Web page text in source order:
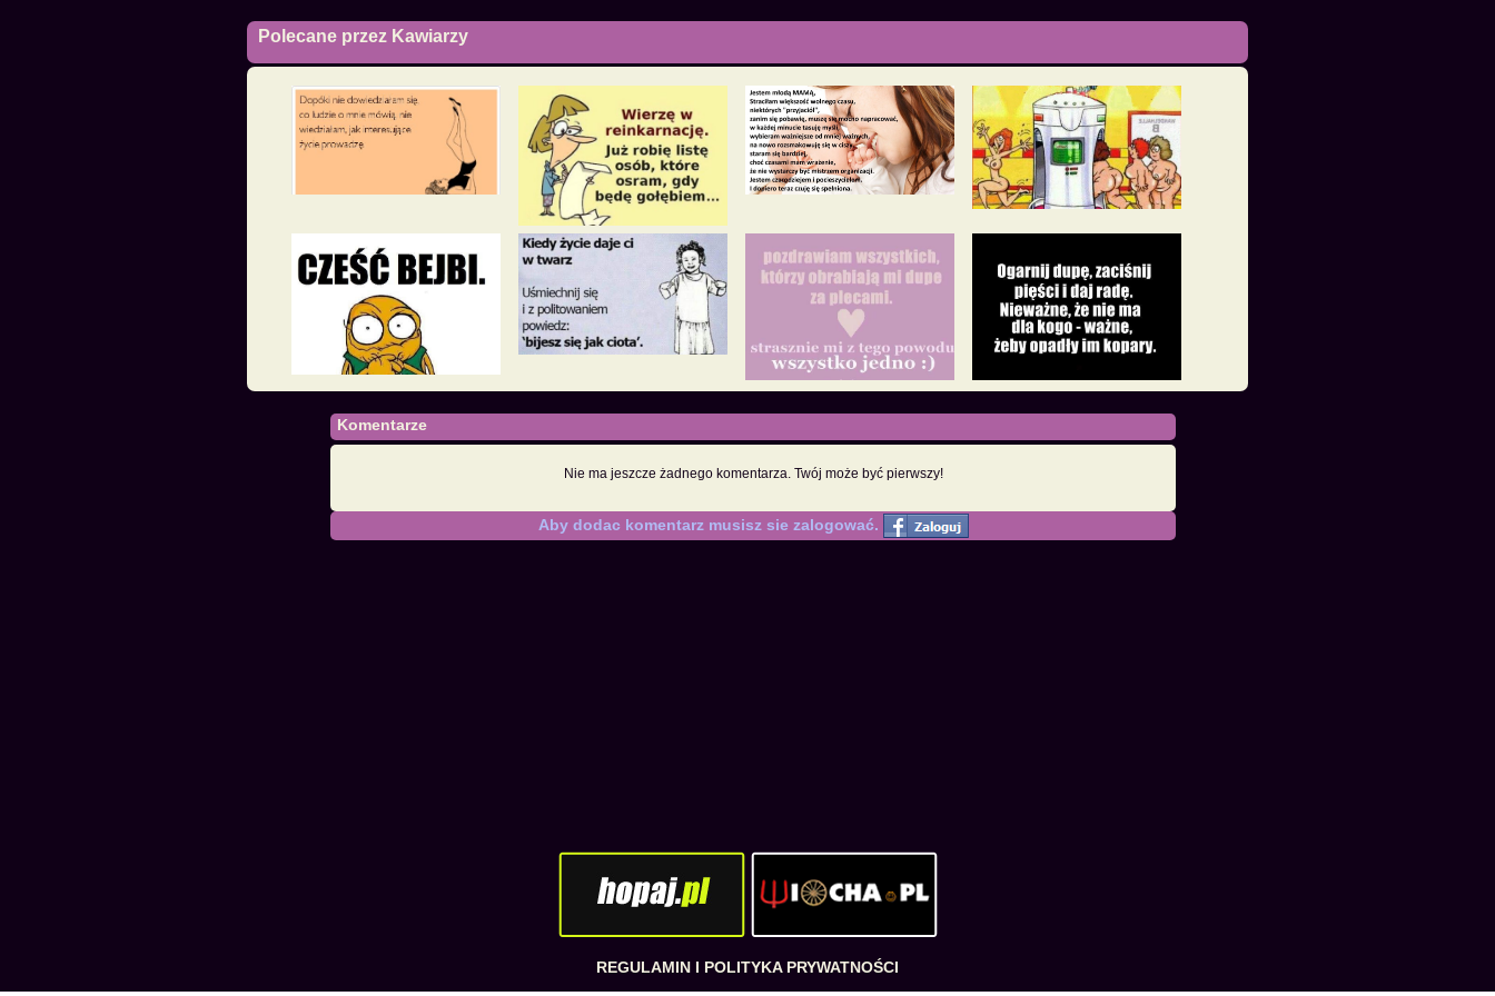
Polecane przez Kawiarzy
Komentarze
Nie ma jeszcze żadnego komentarza. Twój może być pierwszy!
Aby dodac komentarz musisz sie zalogować.
REGULAMIN I POLITYKA PRYWATNOŚCI